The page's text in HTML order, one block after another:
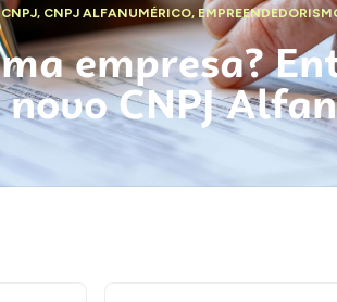
, CNPJ ALFANUMÉRICO,
empresa?
CNPJ